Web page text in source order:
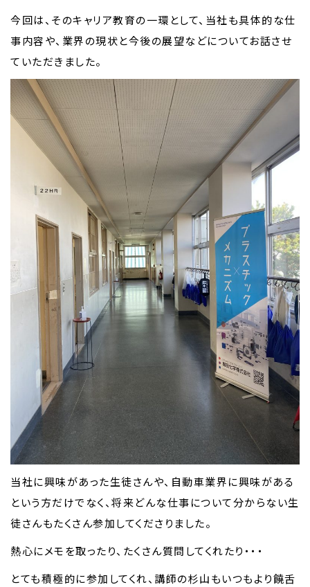
今回は、そのキャリア教育の一環として、当社も具体的な仕
事内容や、業界の現状と今後の展望などについてお話させ
ていただきました。
当社に興味があった生徒さんや、自動車業界に興味がある
という方だけでなく、将来どんな仕事について分からない生
徒さんもたくさん参加してくださりました。
熱心にメモを取ったり、たくさん質問してくれたり・・・
とても積極的に参加してくれ、講師の杉山もいつもより饒舌